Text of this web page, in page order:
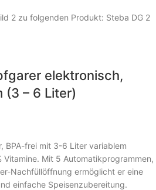
elektronisch,
(3 – 6 Liter)
BPA-frei mit 3-6 Liter variablem
Vitamine. Mit 5 Automatikprogrammen,
Nachfüllöffnung ermöglicht er eine
einfache Speisenzubereitung.